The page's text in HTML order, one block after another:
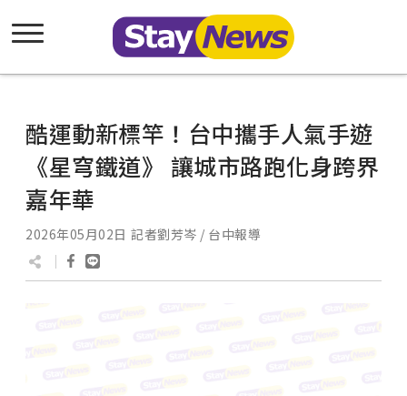
酷運動新標竿！台中攜手人氣手遊
《星穹鐵道》 讓城市路跑化身跨界
嘉年華
2026年05月02日 記者劉芳岑 / 台中報導